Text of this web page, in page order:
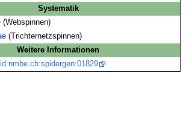
Systematik
(Webspinnen)
(Trichternetzspinnen)
Weitere Informationen